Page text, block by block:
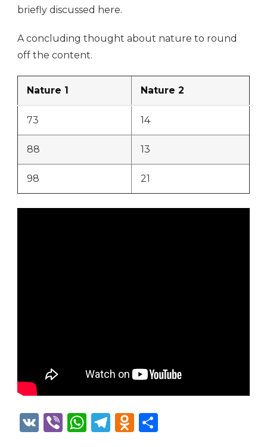
briefly discussed here.
A concluding thought about nature to round
off the content.
Nature 1 Nature 2
73 14
88 13
98 21
VK ViberWhatsApp
Telegram
Odnoklassniki